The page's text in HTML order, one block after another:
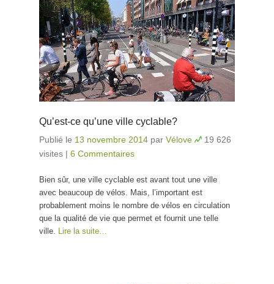
Qu’est-ce qu’une ville cyclable?
Publié le 13 novembre 2014 par Vélove
19 626
visites | 6 Commentaires
Bien sûr, une ville cyclable est avant tout une ville
avec beaucoup de vélos. Mais, l’important est
probablement moins le nombre de vélos en circulation
que la qualité de vie que permet et fournit une telle
ville. Lire la suite…